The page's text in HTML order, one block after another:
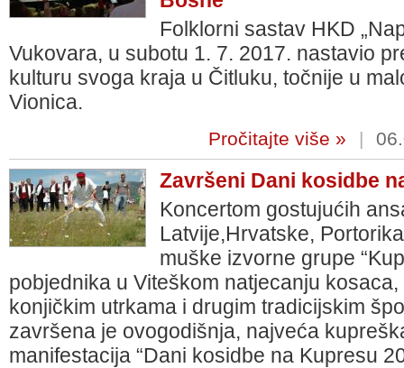
Folklorni sastav HKD
Vukovara, u subotu 1. 7. 2017. nastavio
kulturu svoga kraja u Čitluku, točnije u
Vionica.
Pročitajte više » |
Završeni Dani kosidbe
Koncertom gostujućih
Latvije,Hrvatske,
muške izvorne grupe
pobjednika u Viteškom natjecanju
konjičkim utrkama i drugim tradicijskim
završena je ovogodišnja, najveća
manifestacija “Dani kosidbe na Kupresu